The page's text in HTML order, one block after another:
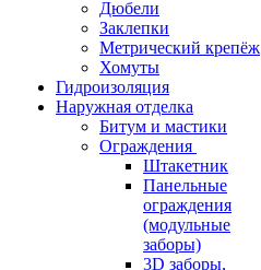
Дюбели
Заклепки
Метрический крепёж
Хомуты
Гидроизоляция
Наружная отделка
Битум и мастики
Ограждения
Штакетник
Панельные
ограждения
(модульные
заборы)
3D заборы,